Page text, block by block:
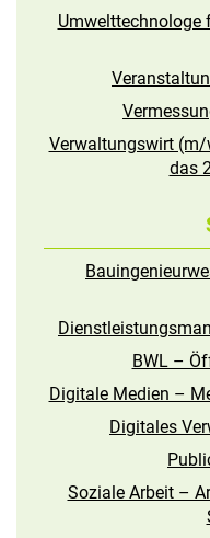
Umwelttechnologe
Verwaltungswirt
das
BWL –
Digitale Medien –
Digitales
Soziale Arbeit –